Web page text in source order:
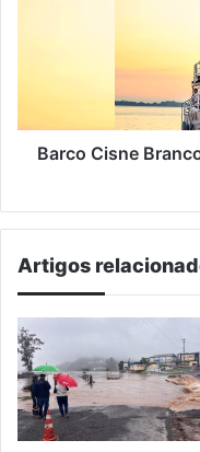
novembro
Barco Cisne
Artigos